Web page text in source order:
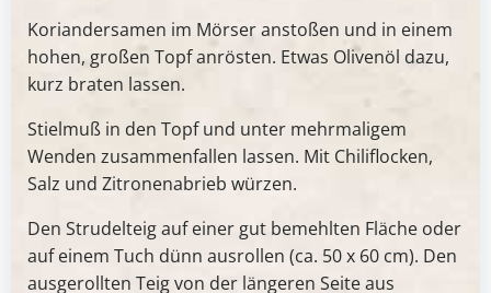
Koriandersamen im Mörser anstoßen und in einem
hohen, großen Topf anrösten. Etwas Olivenöl dazu,
kurz braten lassen.
Stielmuß in den Topf und unter mehrmaligem
Wenden zusammenfallen lassen. Mit Chiliflocken,
Salz und Zitronenabrieb würzen.
Den Strudelteig auf einer gut bemehlten Fläche oder
auf einem Tuch dünn ausrollen (ca. 50 x 60 cm). Den
ausgerollten Teig von der längeren Seite aus